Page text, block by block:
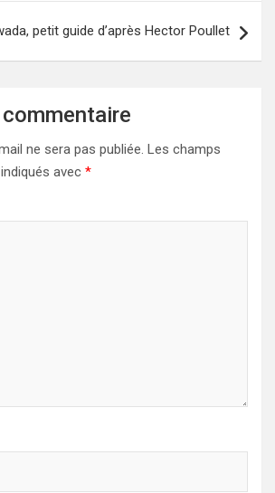
petit guide d’après Hector Poullet
ne sera pas publiée. Les champs
avec *